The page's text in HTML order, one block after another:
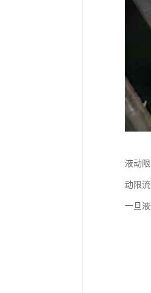
液动
动限
一旦